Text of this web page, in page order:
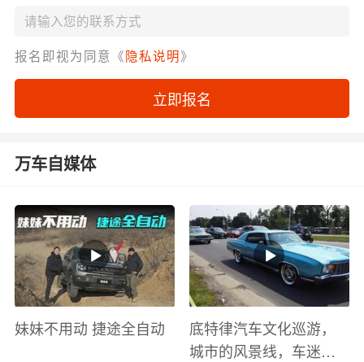
报名即视为同意《隐私说明》
立即报名
万车自媒体
妹妹不用动 捷途全自动
底特律汽车文化巡游，
城市的风景线，车迷的